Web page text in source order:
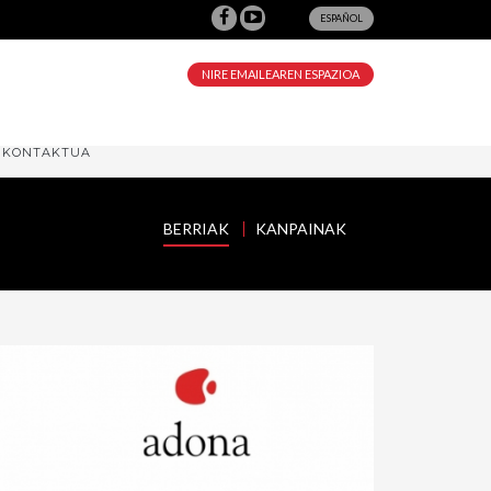
ESPAÑOL
NIRE EMAILEAREN ESPAZIOA
KONTAKTUA
BERRIAK KANPAINAK